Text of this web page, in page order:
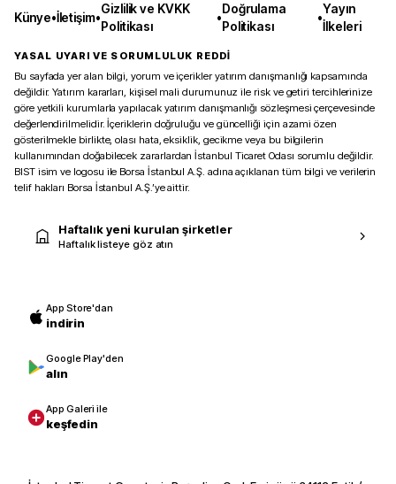
Künye•İletişim•
Gizlilik ve KVKK
Politikası
•
Doğrulama
Politikası
•
Yayın
İlkeleri
YASAL UYARI VE SORUMLULUK REDDİ
Bu sayfada yer alan bilgi, yorum ve içerikler yatırım danışmanlığı kapsamında
değildir. Yatırım kararları, kişisel mali durumunuz ile risk ve getiri tercihlerinize
göre yetkili kurumlarla yapılacak yatırım danışmanlığı sözleşmesi çerçevesinde
değerlendirilmelidir. İçeriklerin doğruluğu ve güncelliği için azami özen
gösterilmekle birlikte, olası hata, eksiklik, gecikme veya bu bilgilerin
kullanımından doğabilecek zararlardan İstanbul Ticaret Odası sorumlu değildir.
BIST isim ve logosu ile Borsa İstanbul A.Ş. adına açıklanan tüm bilgi ve verilerin
telif hakları Borsa İstanbul A.Ş.’ye aittir.
Haftalık yeni kurulan şirketler
Haftalık listeye göz atın
App Store'dan
indirin
Google Play'den
alın
App Galeri ile
keşfedin